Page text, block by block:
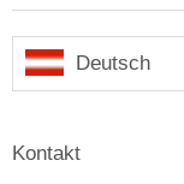
Deutsch
Kontakt